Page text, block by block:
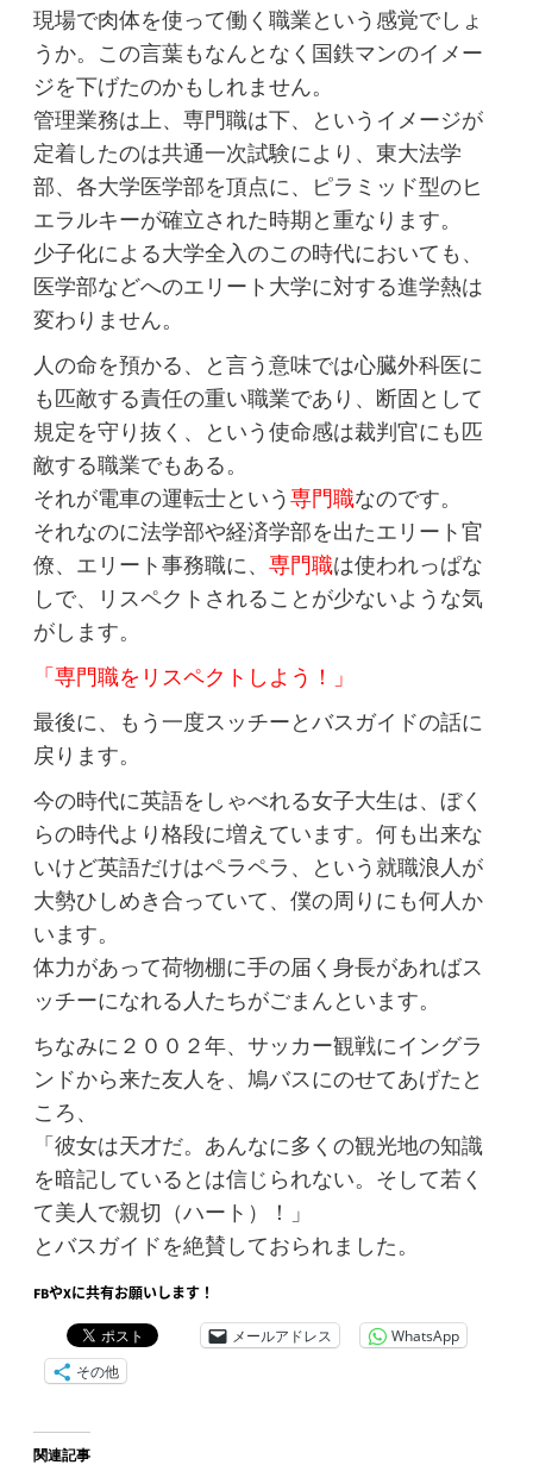
現場で肉体を使って働く職業という感覚でしょ
うか。この言葉もなんとなく国鉄マンのイメー
ジを下げたのかもしれません。
管理業務は上、専門職は下、というイメージが
定着したのは共通一次試験により、東大法学
部、各大学医学部を頂点に、ピラミッド型のヒ
エラルキーが確立された時期と重なります。
少子化による大学全入のこの時代においても、
医学部などへのエリート大学に対する進学熱は
変わりません。
人の命を預かる、と言う意味では心臓外科医に
も匹敵する責任の重い職業であり、断固として
規定を守り抜く、という使命感は裁判官にも匹
敵する職業でもある。
それが電車の運転士という 専門職なのです。
それなのに法学部や経済学部を出たエリート官
僚、エリート事務職に、 専門職は使われっぱな
しで、リスペクトされることが少ないような気
がします。
「専門職をリスペクトしよう！」
最後に、もう一度スッチーとバスガイドの話に
戻ります。
今の時代に英語をしゃべれる女子大生は、ぼく
らの時代より格段に増えています。何も出来な
いけど英語だけはペラペラ、という就職浪人が
大勢ひしめき合っていて、僕の周りにも何人か
います。
体力があって荷物棚に手の届く身長があればス
ッチーになれる人たちがごまんといます。
ちなみに２００２年、サッカー観戦にイングラ
ンドから来た友人を、鳩バスにのせてあげたと
ころ、
「彼女は天才だ。あんなに多くの観光地の知識
を暗記しているとは信じられない。そして若く
て美人で親切（ハート）！」
とバスガイドを絶賛しておられました。
FBやXに共有お願いします！
メールアドレス
WhatsApp
その他
関連記事